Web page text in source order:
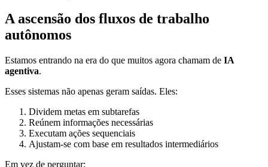
A ascensão dos fluxos de trabalho
autônomos
Estamos entrando na era do que muitos agora chamam de IA
agentiva.
Esses sistemas não apenas geram saídas. Eles:
Dividem metas em subtarefas
Reúnem informações necessárias
Executam ações sequenciais
Ajustam-se com base em resultados intermediários
Em vez de perguntar: